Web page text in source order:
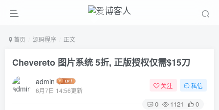
首页 源码程序 正文
Chevereto 图片系统 5折, 正版授权仅需$15刀
admin
6月7日 14:56更新
关注 私信
0 1121 0